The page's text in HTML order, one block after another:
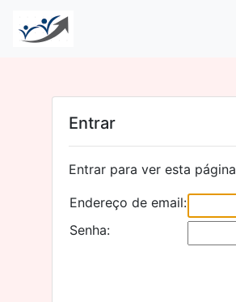
Entrar
Entrar para ver esta página
Endereço de email:
Senha: